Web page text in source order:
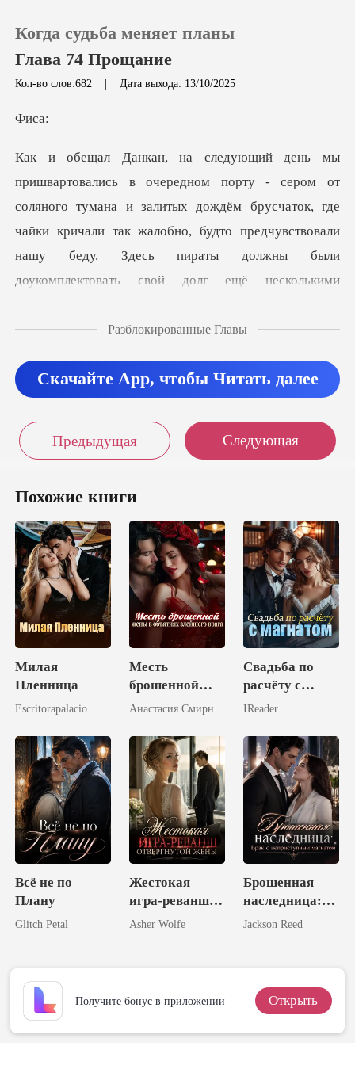
Пополнить
История чтения
Выйти
Когда судьба меняет планы
Глава 74 Прощание
Кол-во слов:682 | Дата выхода: 13/10/2025
и
ождём брусчаток, где
чайки кричали так жалобно, будто предчувствовали
нашу беду. Здесь пираты должны были
доукомпл
Разблокированные Главы
Скачайте App, чтобы Читать далее
Предыдущая Следующая
Похожие книги
Милая
Пленница
Escritorapalacio
Месть
брошенной
жены в
злейшего
врага
Свадьба по
расчёту с
магнатом
IReader
Всё не по
Плану
Glitch Petal
Жестокая
игра-реванш
отвергнутой
Asher Wolfe
Брошенная
наследница:
Брак с
Jackson Reed
Получите бонус в приложении Открыть